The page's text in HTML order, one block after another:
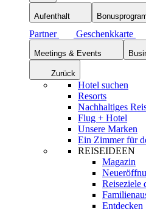
Aufenthalt
Partner
Geschenkkarte
Meetings & Events
Zurück
Hotel suchen
Resorts
Nachhaltiges
Flug + Hotel
Unsere Marken
Ein Zimmer für
REISEIDEEN
Magazin
Reiseziele
Entdecken